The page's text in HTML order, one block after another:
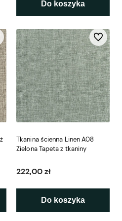
Do koszyka
Tkanina ścienna Linen A08
Zielona Tapeta z tkaniny
222,00 zł
Do koszyka
Do